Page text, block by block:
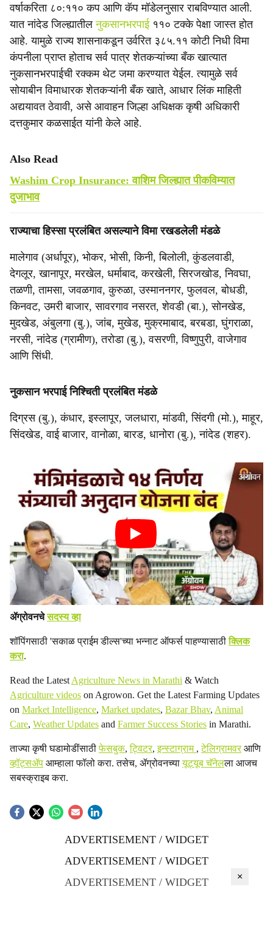
वर्षाकरिता ८०:११० कप आणि कॅप मॉडेलनुसार राबविण्यात आली.
यात नांदेड जिल्ह्यातीलनुकसानभरपाई ११० टक्के पेक्षा जास्त होत
आहे. यामुळे राज्य शासनाकडून उर्वरित ३८५.११ कोटी निधी विमा
कंपनीला प्राप्त होताच सर्व पात्र शेतकऱ्यांच्या बँक खात्यात
नुकसानभरपाईची रक्कम थेट जमा करण्यात येईल. त्यामुळे सर्व
सोयाबीन विमाधारक शेतकऱ्यांनी बँक खाते, आधार लिंक माहिती
अद्ययावत ठेवावी, असे आवाहन जिल्हा अधिक्षक कृषी अधिकारी
दत्तकुमार कळसाईत यांनी केले आहे.
Also Read
Washim Crop Insurance: वाशिम जिल्ह्यात पीकविम्यात
दुजाभाव
राज्याचा हिस्सा प्रलंबित असल्याने विमा रखडलेली मंडळे
मालेगाव (अर्धापूर), भोकर, भोसी, किनी, बिलोली, कुंडलवाडी,
देगलूर, खानापूर, मरखेल, धर्माबाद, करखेली, सिरजखोड, निवघा,
तळणी, तामसा, जवळगाव, कुरुळा, उस्माननगर, फुलवल, बोधडी,
किनवट, उमरी बाजार, सावरगाव नसरत, शेवडी (बा.), सोनखेड,
मुदखेड, अंबुलगा (बु.), जांब, मुखेड, मुक्रमाबाद, बरबडा, घुंगराळा,
नरसी, नांदेड (ग्रामीण), तरोडा (बु.), वसरणी, विष्णुपुरी, वाजेगाव
आणि सिंधी.
नुकसान भरपाई निश्चिती प्रलंबित मंडळे
दिग्रस (बु.), कंधार, इस्लापूर, जलधारा, मांडवी, सिंदगी (मो.), माहूर,
सिंदखेड, वाई बाजार, वानोळा, बारड, धानोरा (बु.), नांदेड (शहर).
ॲग्रोवनचेसदस्य व्हा
शॉपिंगसाठी 'सकाळ प्राईम डील्स'च्या भन्नाट ऑफर्स पाहण्यासाठीक्लिक
करा.
Read the Latest Agriculture News in Marathi & Watch
Agriculture videos on Agrowon. Get the Latest Farming Updates
on Market Intelligence, Market updates, Bazar Bhav, Animal
Care, Weather Updates and Farmer Success Stories in Marathi.
ताज्या कृषी घडामोडींसाठीफेसबुक,ट्विटर,इन्स्टाग्राम ,टेलिग्रामवरआणि
व्हॉट्सॲप आम्हाला फॉलो करा. तसेच, ॲग्रोवनच्यायूट्यूब चॅनेलला आजच
सबस्क्राइब करा.
ADVERTISEMENT / WIDGET
ADVERTISEMENT / WIDGET
ADVERTISEMENT / WIDGET
×